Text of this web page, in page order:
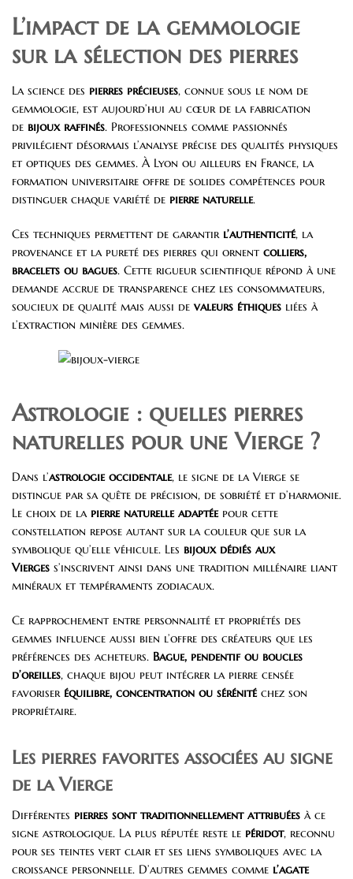
L’impact de la gemmologie
sur la sélection des pierres
La science des pierres précieuses, connue sous le nom de
gemmologie, est aujourd’hui au cœur de la fabrication
de bijoux raffinés. Professionnels comme passionnés
privilégient désormais l’analyse précise des qualités physiques
et optiques des gemmes. À Lyon ou ailleurs en France, la
formation universitaire offre de solides compétences pour
distinguer chaque variété de pierre naturelle.
Ces techniques permettent de garantir l’authenticité, la
provenance et la pureté des pierres qui ornent colliers,
bracelets ou bagues. Cette rigueur scientifique répond à une
demande accrue de transparence chez les consommateurs,
soucieux de qualité mais aussi devaleurs éthiques liées à
l’extraction minière des gemmes.
Astrologie : quelles pierres
naturelles pour une Vierge ?
Dans l’astrologie occidentale, le signe de la Vierge se
distingue par sa quête de précision, de sobriété et d’harmonie.
Le choix de la pierre naturelle adaptéepour cette
constellation repose autant sur la couleur que sur la
symbolique qu’elle véhicule. Les bijoux dédiés aux
Vierges s’inscrivent ainsi dans une tradition millénaire liant
minéraux et tempéraments zodiacaux.
Ce rapprochement entre personnalité et propriétés des
gemmes influence aussi bien l’offre des créateurs que les
préférences des acheteurs. Bague, pendentif ou boucles
d’oreilles, chaque bijou peut intégrer la pierre censée
favoriser équilibre, concentration ou sérénitéchez son
propriétaire.
Les pierres favorites associées au signe
de la Vierge
Différentes pierres sont traditionnellement attribuées à ce
signe astrologique. La plus réputée reste le péridot, reconnu
pour ses teintes vert clair et ses liens symboliques avec la
croissance personnelle. D’autres gemmes comme l’agate